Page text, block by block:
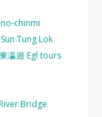
chinmi
Tung Lok
東瀛遊 Egl tours
Bridge